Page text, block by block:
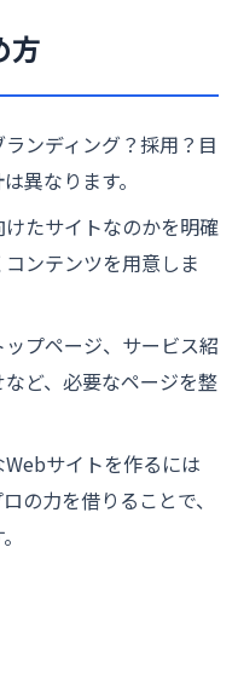
方
ランディング？採用？目
異なります。
けたサイトなのかを明確
ンテンツを用意しま
ップページ、サービス紹
ど、必要なページを整
Webサイトを作るには
の力を借りることで、